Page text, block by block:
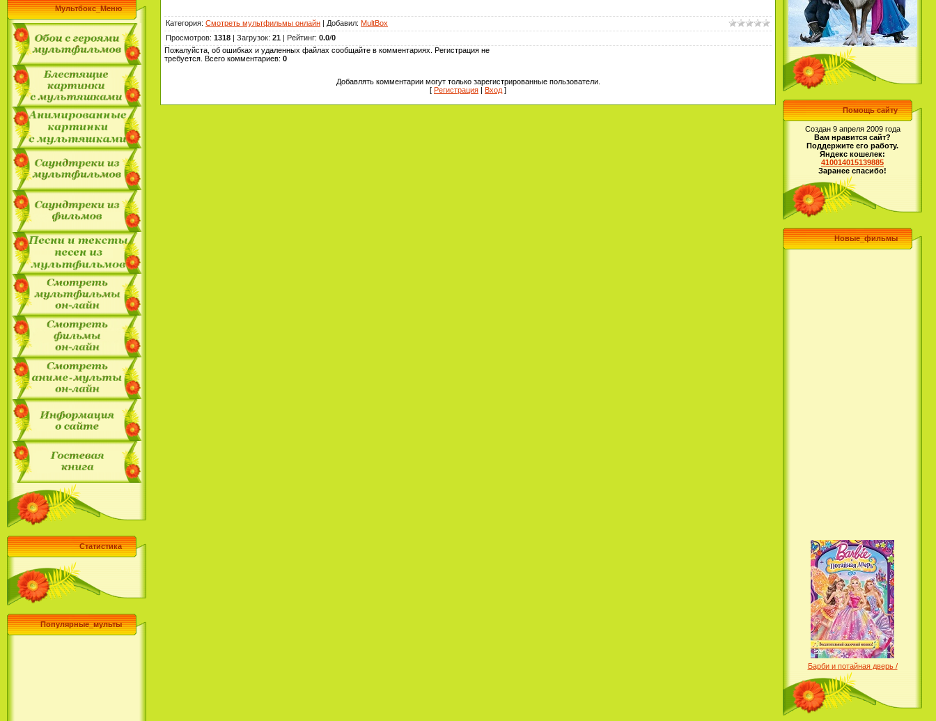
Мультбокс_Меню
Статистика
Популярные_мульты
Категория: Смотреть мультфильмы онлайн | Добавил: MultBox
Просмотров: 1318 | Загрузок: 21 | Рейтинг: 0.0/0
Пожалуйста, об ошибках и удаленных файлах сообщайте в комментариях. Регистрация не
требуется. Всего комментариев: 0
Добавлять комментарии могут только зарегистрированные пользователи.
[ Регистрация | Вход ]
Помощь сайту
Создан 9 апреля 2009 года
Вам нравится сайт?
Поддержите его работу.
Яндекс кошелек:
410014015139885
Заранее спасибо!
Новые_фильмы
Барби и потайная дверь /
Barbie and the Secret Door
(2014)